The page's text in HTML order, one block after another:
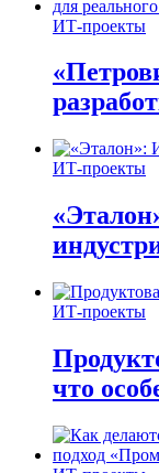
ИТ-проекты
ИТ-проекты
ИТ-проекты
что